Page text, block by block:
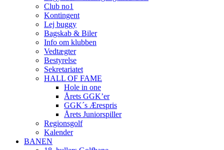
Club no1
Kontingent
Lej buggy
Bagskab & Biler
Info om klubben
Vedtægter
Bestyrelse
Sekretariatet
HALL OF FAME
Hole in one
Årets GGK’er
GGK´s Ærespris
Årets Juniorspiller
Regionsgolf
Kalender
BANEN